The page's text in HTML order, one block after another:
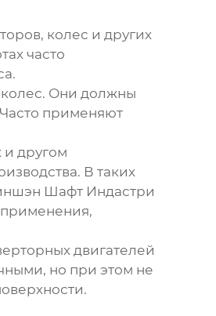
колес и других
часто
колес. Они должны
применяют
и другом
В таких
Шафт Индастри
двигателей
но при этом не